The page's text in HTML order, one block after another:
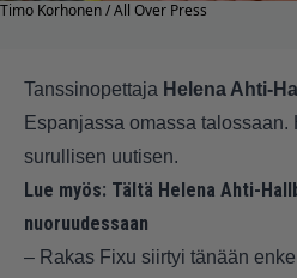
Timo Korhonen / All Over Press
Tanssinopettaja Helena Ahti-
Espanjassa omassa talossaan.
surullisen uutisen.
Lue myös: Tältä Helena Ahti-
nuoruudessaan
– Rakas Fixu siirtyi tänään